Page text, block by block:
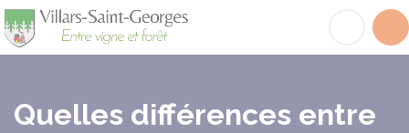
Quelles différences entre